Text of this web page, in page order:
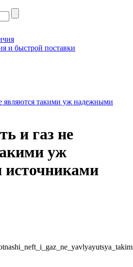
и быстрой поставки
являются такими уж надежными
и газ не
уж